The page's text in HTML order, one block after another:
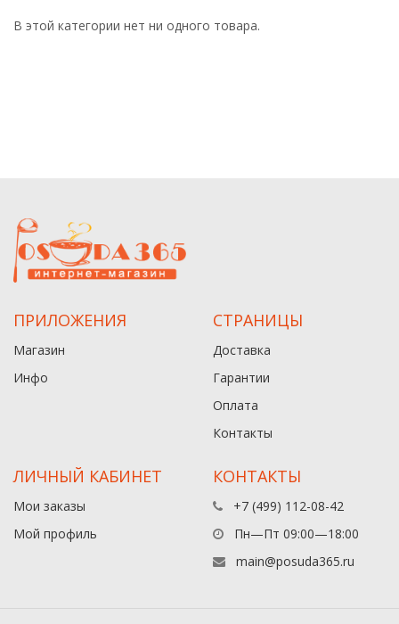
В этой категории нет ни одного товара.
ПРИЛОЖЕНИЯ
Магазин
Инфо
СТРАНИЦЫ
Доставка
Гарантии
Оплата
Контакты
ЛИЧНЫЙ КАБИНЕТ
Мои заказы
Мой профиль
КОНТАКТЫ
+7 (499) 112-08-42
Пн—Пт 09:00—18:00
main@posuda365.ru